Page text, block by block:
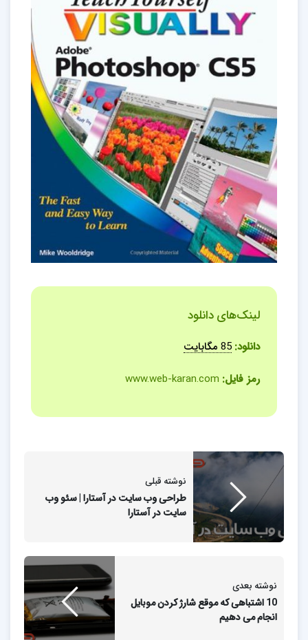
لینک‌های دانلود
دانلود: 85 مگابایت
رمز فایل:
نوشته قبلی
طراحی وب سایت در آستارا | سئو وب
سایت در آستارا
نوشته بعدی
10 اشتباهی که موقع شارژ کردن موبایل
انجام می دهیم